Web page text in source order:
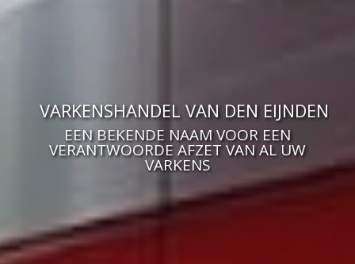
VARKENSHANDEL VAN DEN EIJNDEN
EEN BEKENDE NAAM VOOR EEN
VERANTWOORDE AFZET VAN AL UW
VARKENS